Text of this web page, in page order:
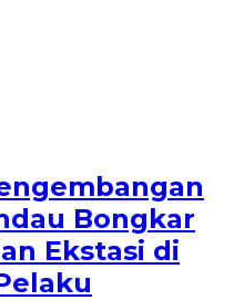
Bongkar
Ekstasi di